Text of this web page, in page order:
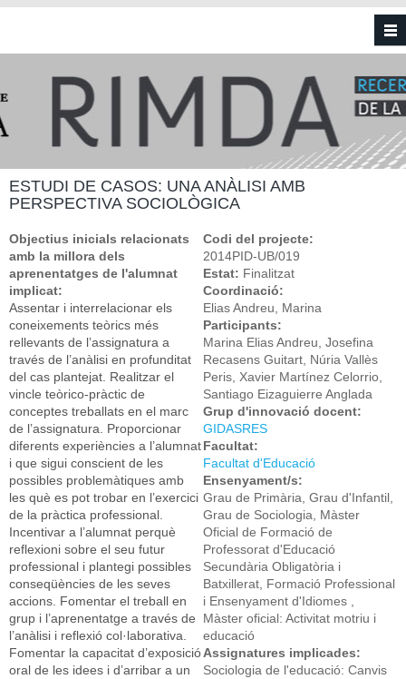
Vés al contingut
ESTUDI DE CASOS: UNA ANÀLISI AMB
PERSPECTIVA SOCIOLÒGICA
Objectius inicials relacionats
amb la millora dels
aprenentatges de l'alumnat
implicat:
Assentar i interrelacionar els
coneixements teòrics més
rellevants de l’assignatura a
través de l’anàlisi en profunditat
del cas plantejat. Realitzar el
vincle teòrico-pràctic de
conceptes treballats en el marc
de l’assignatura. Proporcionar
diferents experiències a l’alumnat
i que sigui conscient de les
possibles problemàtiques amb
les què es pot trobar en l’exercici
de la pràctica professional.
Incentivar a l’alumnat perquè
reflexioni sobre el seu futur
professional i plantegi possibles
conseqüències de les seves
accions. Fomentar el treball en
grup i l’aprenentatge a través de
l’anàlisi i reflexió col·laborativa.
Fomentar la capacitat d’exposició
oral de les idees i d’arribar a un
Codi del projecte:
2014PID-UB/019
Estat: Finalitzat
Coordinació:
Elias Andreu, Marina
Participants:
Marina Elias Andreu, Josefina
Recasens Guitart, Núria Vallès
Peris, Xavier Martínez Celorrio,
Santiago Eizaguierre Anglada
Grup d'innovació docent:
GIDASRES
Facultat:
Facultat d'Educació
Ensenyament/s:
Grau de Primària, Grau d'Infantil,
Grau de Sociologia, Màster
Oficial de Formació de
Professorat d'Educació
Secundària Obligatòria i
Batxillerat, Formació Professional
i Ensenyament d'Idiomes ,
Màster oficial: Activitat motriu i
educació
Assignatures implicades:
Sociologia de l'educació: Canvis